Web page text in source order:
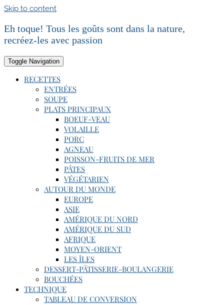
Skip to content
Eh toque! Tous les goûts sont dans la nature,
recréez-les avec passion
Toggle Navigation
RECETTES
ENTRÉES
SOUPE
PLATS PRINCIPAUX
BOEUF-VEAU
VOLAILLE
PORC
AGNEAU
POISSON-FRUITS DE MER
PÂTES
VÉGÉTARIEN
AUTOUR DU MONDE
EUROPE
ASIE
AMÉRIQUE DU NORD
AMÉRIQUE DU SUD
AFRIQUE
MOYEN-ORIENT
LES ÎLES
DESSERT-PÂTISSERIE-BOULANGERIE
BOUCHÉES
TECHNIQUE
TABLEAU DE CONVERSION